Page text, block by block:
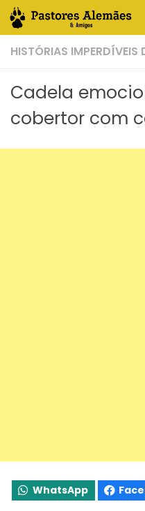
Skip to content
HISTÓRIAS IMPERDÍVEIS
Cadela
cobertor com
WhatsApp